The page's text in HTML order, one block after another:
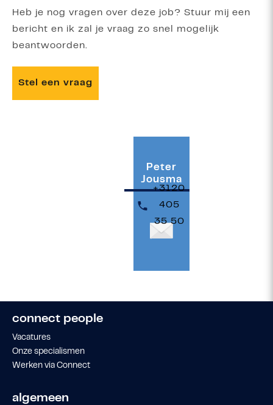
Heb je nog vragen over deze job? Stuur mij een
bericht en ik zal je vraag zo snel mogelijk
beantwoorden.
Stel een vraag
Peter
Jousma
+3120
405
35 50
connect people
Vacatures
Onze specialismen
Werken via Connect
algemeen